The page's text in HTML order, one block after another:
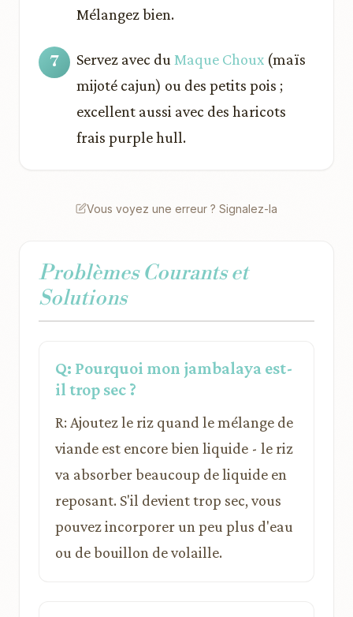
Mélangez bien.
Servez avec du Maque Choux (maïs
mijoté cajun) ou des petits pois ;
excellent aussi avec des haricots
frais purple hull.
Vous voyez une erreur ? Signalez-la
Problèmes Courants et
Solutions
Q: Pourquoi mon jambalaya est-
il trop sec ?
R: Ajoutez le riz quand le mélange de
viande est encore bien liquide - le riz
va absorber beaucoup de liquide en
reposant. S'il devient trop sec, vous
pouvez incorporer un peu plus d'eau
ou de bouillon de volaille.